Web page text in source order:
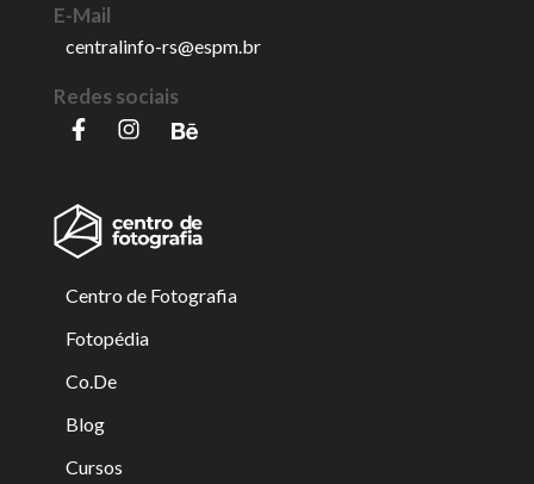
E-Mail
centralinfo-rs@espm.br
Redes sociais
Centro de Fotografia
Fotopédia
Co.De
Blog
Cursos